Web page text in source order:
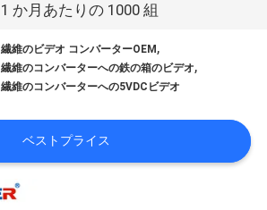
1 か月あたりの 1000 組
繊維のビデオ コンバーターOEM ,
繊維のコンバーターへの鉄の箱のビデオ,
繊維のコンバーターへの5VDCビデオ
ベストプライス